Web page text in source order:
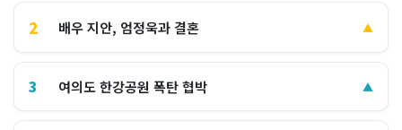
2 배우 지안, 엄정욱과 결혼 ▲
3 여의도 한강공원 폭탄 협박 ▲